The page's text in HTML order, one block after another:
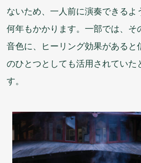
ないため、一人前に演奏できるよ
何年もかかります。一部では、そ
音色に、ヒーリング効果があると
のひとつとしても活用 されていた
す。